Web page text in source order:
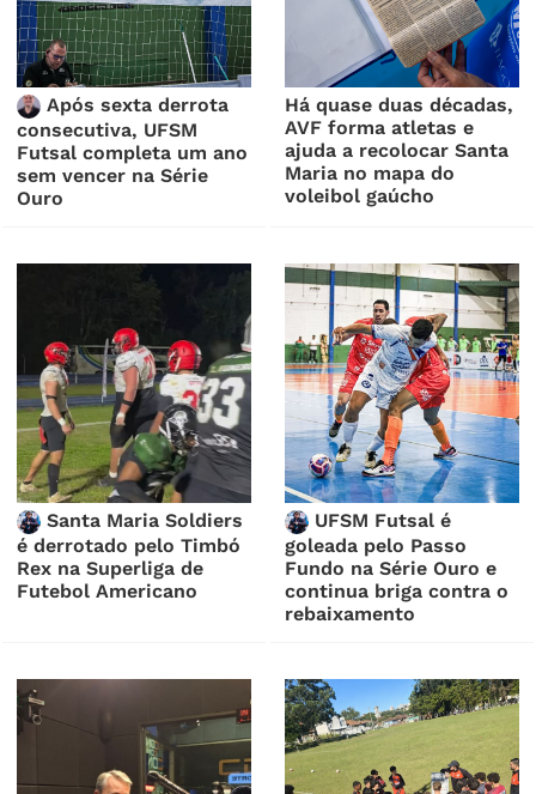
Após sexta derrota
consecutiva, UFSM
Futsal completa um ano
sem vencer na Série
Ouro
Há quase duas décadas,
AVF forma atletas e
ajuda a recolocar Santa
Maria no mapa do
voleibol gaúcho
Santa Maria Soldiers
é derrotado pelo Timbó
Rex na Superliga de
Futebol Americano
UFSM Futsal é
goleada pelo Passo
Fundo na Série Ouro e
continua briga contra o
rebaixamento